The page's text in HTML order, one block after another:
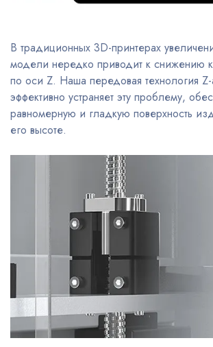
В традиционных 3D-принтерах
модели нередко приводит к снижению
по оси Z. Наша передовая технология
эффективно устраняет эту проблему,
равномерную и гладкую поверхность
его высоте.